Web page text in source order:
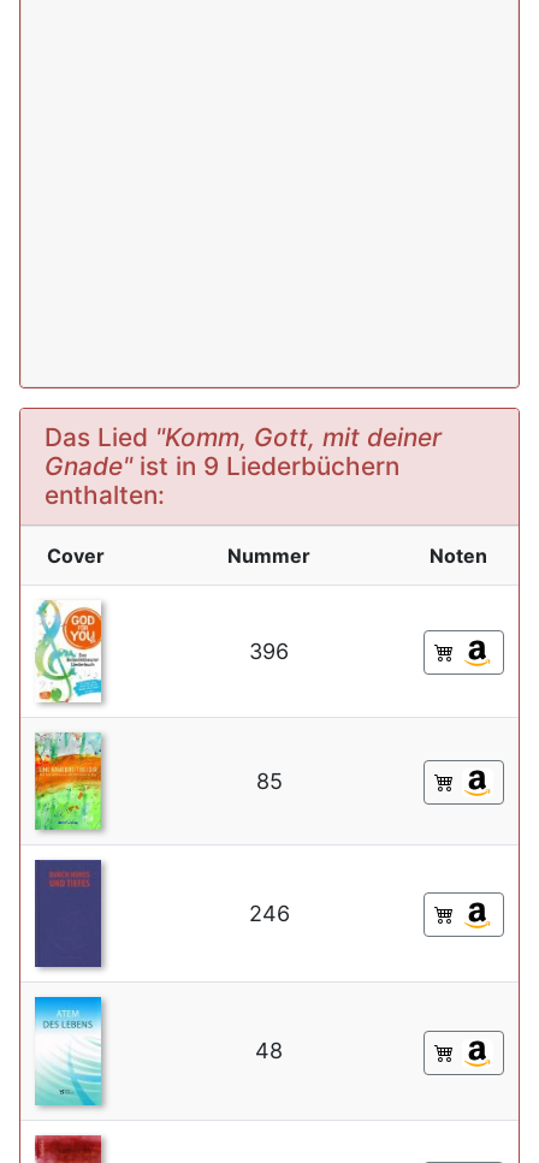
Das Lied "Komm, Gott, mit deiner
Gnade"ist in 9 Liederbüchern
enthalten:
Cover Nummer Noten
396
85
246
48